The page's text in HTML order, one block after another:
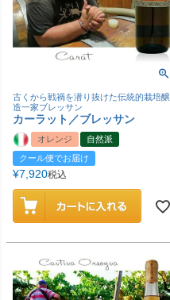
古くから戦禍を潜り抜けた伝統的栽培醸
造一家ブレッサン
カーラット／ブレッサン
オレンジ
自然派
クール便でお届け
¥7,920税込